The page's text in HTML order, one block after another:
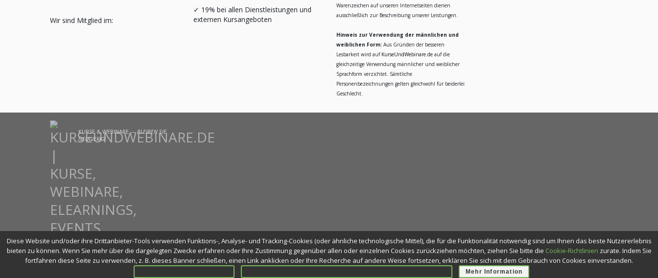
Wir sind Mitglied im:
✓ 19% bei allen Dienstleistungen und
externen Kursangeboten
Warenzeichen auf unseren Internetseiten dienen
ausschließlich zur Beschreibung unserer Leistungen.
Hinweis zur Verwendung der männlichen und
weiblichen Form: Aus Gründen der besseren
Lesbarkeit wird auf KurseUndWebinare.de auf die
gleichzeitige Verwendung männlicher und weiblicher
Sprachform verzichtet. Sämtliche
Personenbezeichnungen gelten gleichwohl für beiderlei
Geschlecht.
KURSE & WEBINARE —BLEIBEN SIE
NEUGIERIG!
Diese Website und/oder ihre Drittanbieter-Tools verwenden Funktions-, Analyse- und Tracking-Cookies (oder ähnliche technologische Mittel), die für die Funktionalität notwendig sind um Ihnen das beste Nutzererlebnis
bieten zu können. Wenn Sie mehr über die dargelegten Zwecke erfahren oder Ihre Zustimmung gegenüber allen oder einzelnen Cookies zurückziehen möchten, ziehen Sie bitte die Cookie-Richtlinien zurate. Indem Sie
fortfahren diese Seite zu verwenden, z. B. dieses Banner schließen, einen Link anklicken oder Ihre Recherche auf andere Weise fortsetzen, erklären Sie sich mit dem Gebrauch von Cookies einverstanden.
Mehr Information